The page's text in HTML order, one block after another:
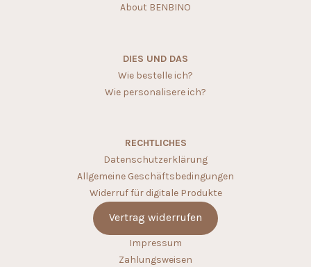
About BENBINO
DIES UND DAS
Wie bestelle ich?
Wie personalisere ich?
RECHTLICHES
Datenschutzerklärung
Allgemeine Geschäftsbedingungen
Widerruf für digitale Produkte
Vertrag widerrufen
Impressum
Zahlungsweisen